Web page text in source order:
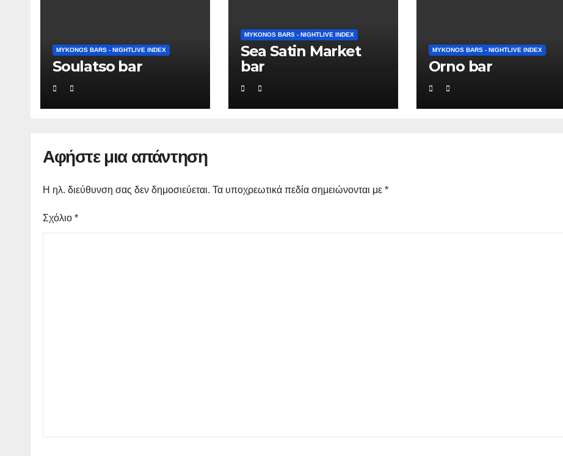
MYKONOS BARS - NIGHTLIVE INDEX
Soulatso bar
MYKONOS BARS - NIGHTLIVE INDEX
Sea Satin Market
bar
MYKONOS BARS - NIGHTLIVE INDEX
Orno bar
Αφήστε μια απάντηση
Η ηλ. διεύθυνση σας δεν δημοσιεύεται. Τα υποχρεωτικά πεδία σημειώνονται με *
Σχόλιο *